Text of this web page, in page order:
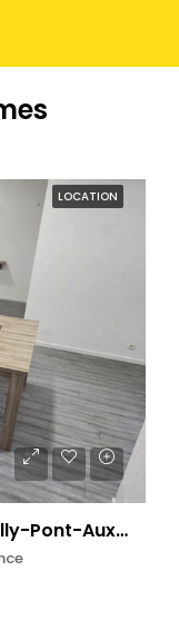
LOCATION
Location Local À Louer À Couilly-Pont-Aux-Dames (77) : De 137m2